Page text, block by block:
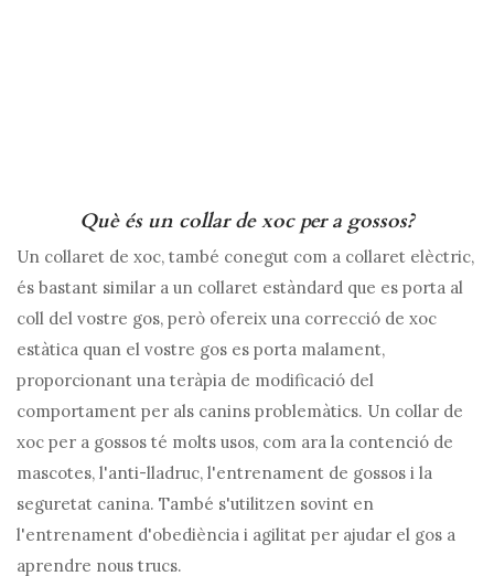
Què és un collar de xoc per a gossos?
Un collaret de xoc, també conegut com a collaret elèctric,
és bastant similar a un collaret estàndard que es porta al
coll del vostre gos, però ofereix una correcció de xoc
estàtica quan el vostre gos es porta malament,
proporcionant una teràpia de modificació del
comportament per als canins problemàtics. Un collar de
xoc per a gossos té molts usos, com ara la contenció de
mascotes, l'anti-lladruc, l'entrenament de gossos i la
seguretat canina. També s'utilitzen sovint en
l'entrenament d'obediència i agilitat per ajudar el gos a
aprendre nous trucs.